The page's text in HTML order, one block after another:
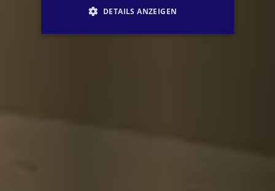
DETAILS ANZEIGEN